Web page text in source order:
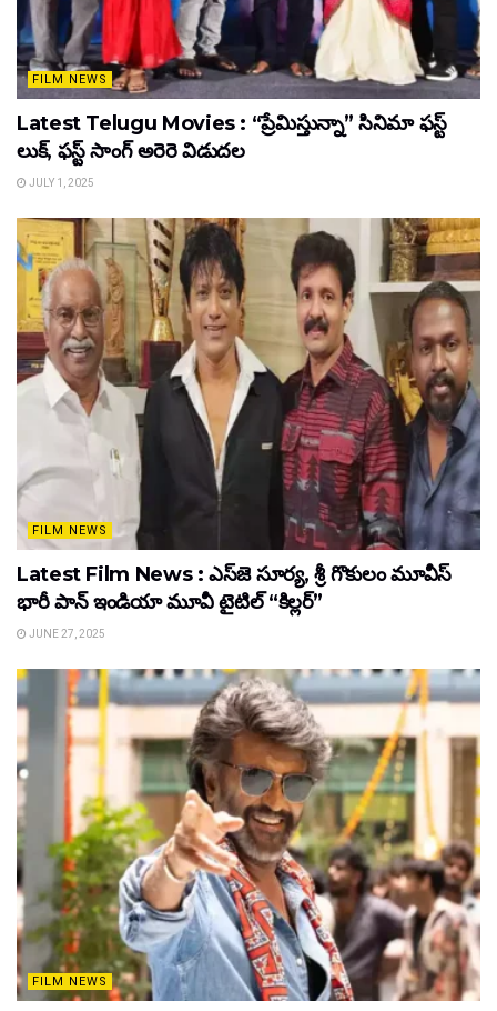
FILM NEWS
Latest Telugu Movies : “ప్రేమిస్తున్నా” సినిమా ఫస్ట్
లుక్, ఫస్ట్ సాంగ్ అరెరె విడుదల
JULY 1, 2025
FILM NEWS
Latest Film News : ఎస్‌జె సూర్య, శ్రీ గొకులం మూవీస్‌
భారీ పాన్‌ ఇండియా మూవీ టైటిల్ “కిల్లర్”
JUNE 27, 2025
FILM NEWS